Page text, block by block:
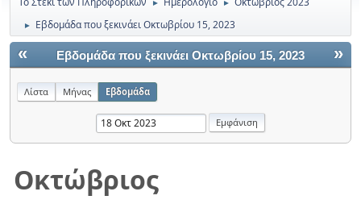
► ►
► Εβδομάδα που ξεκινάει Οκτωβρίου 15, 2023
« »
Εβδομάδα που ξεκινάει Οκτωβρίου 15, 2023
Λίστα Μήνας Εβδομάδα
Οκτώβριος